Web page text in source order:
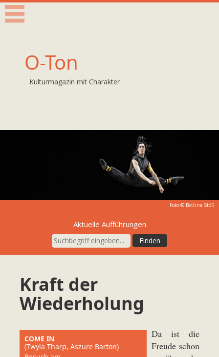
O-Ton
Kulturmagazin mit Charakter
Foto © Bettina Stöß
Aktuelle Aufführungen
Kraft der
Wiederholung
COME IN
(Twyla Tharp, Aszure Barton)
Da ist die
Freude schon